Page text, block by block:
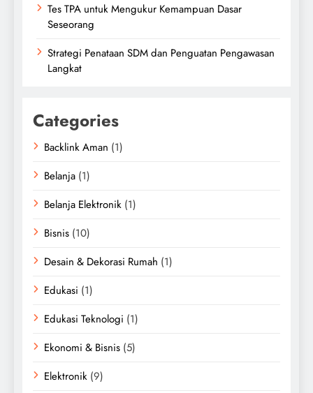
Tes TPA untuk Mengukur Kemampuan Dasar
Seseorang
Strategi Penataan SDM dan Penguatan Pengawasan
Langkat
Categories
Backlink Aman (1)
Belanja (1)
Belanja Elektronik (1)
Bisnis (10)
Desain & Dekorasi Rumah (1)
Edukasi (1)
Edukasi Teknologi (1)
Ekonomi & Bisnis (5)
Elektronik (9)